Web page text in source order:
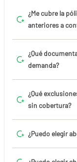
¿Me cubre la
anteriores a
¿Qué
demanda?
¿Qué
sin cobertura?
¿Puedo elegir